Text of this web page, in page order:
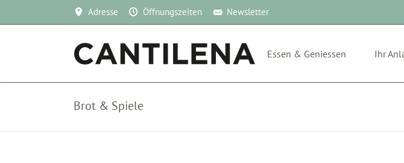
Adresse Öffnungszeiten Newsletter
Essen & Geniessen Ihr
Brot & Spiele